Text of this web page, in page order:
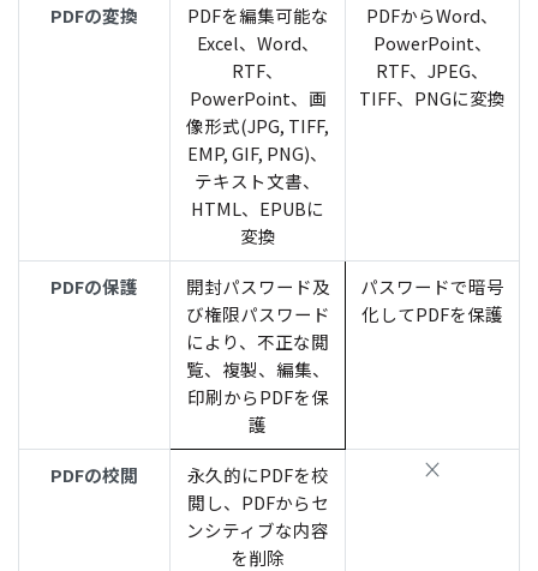
PDFの変換
PDFを編集可能な
Excel、Word、
RTF、
PowerPoint、画
像形式(JPG, TIFF,
EMP, GIF, PNG)、
テキスト文書、
HTML、EPUBに
変換
PDFからWord、
PowerPoint、
RTF、JPEG、
TIFF、PNGに変換
PDFの保護
開封パスワード及
び権限パスワード
により、不正な閲
覧、複製、編集、
印刷からPDFを保
護
パスワードで暗号
化してPDFを保護
PDFの校閲
永久的にPDFを校
閲し、PDFからセ
ンシティブな内容
を削除